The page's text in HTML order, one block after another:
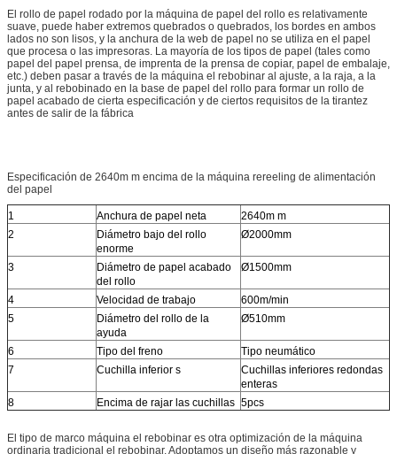
El rollo de papel rodado por la máquina de papel del rollo es relativamente
suave, puede haber extremos quebrados o quebrados, los bordes en ambos
lados no son lisos, y la anchura de la web de papel no se utiliza en el papel
que procesa o las impresoras. La mayoría de los tipos de papel (tales como
papel del papel prensa, de imprenta de la prensa de copiar, papel de embalaje,
etc.) deben pasar a través de la máquina el rebobinar al ajuste, a la raja, a la
junta, y al rebobinado en la base de papel del rollo para formar un rollo de
papel acabado de cierta especificación y de ciertos requisitos de la tirantez
antes de salir de la fábrica
Especificación de 2640m m encima de la máquina rereeling de alimentación
del papel
1 Anchura de papel neta
2640m m
2
Diámetro bajo del rollo
enorme
Ø2000mm
3
Diámetro de papel acabado
del rollo
Ø1500mm
4 Velocidad de trabajo
600m/min
5
Diámetro del rollo de la
ayuda
Ø510mm
6 Tipo del freno
Tipo neumático
7
Cuchilla inferior s
Cuchillas inferiores redondas
enteras
8
Encima de rajar las cuchillas 5pcs
El tipo de marco máquina el rebobinar es otra optimización de la máquina
ordinaria tradicional el rebobinar. Adoptamos un diseño más razonable y